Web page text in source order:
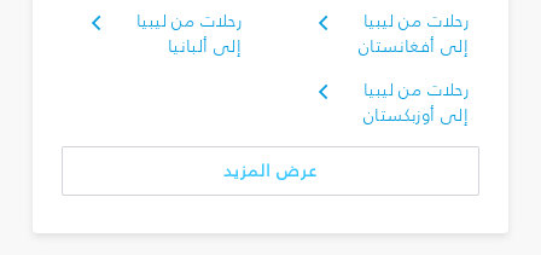
رحلات من ليبيا
إلى أفغانستان
رحلات من ليبيا
إلى ألبانيا
رحلات من ليبيا
إلى أوزبكستان
عرض المزيد